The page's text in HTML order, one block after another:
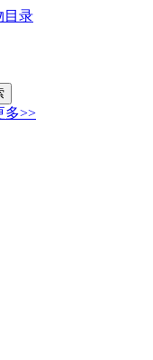
目录
多>>